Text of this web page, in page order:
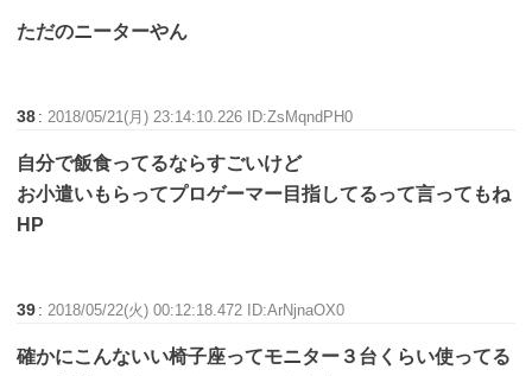
ただのニーターやん
38 :2018/05/21(月) 23:14:10.226 ID:ZsMqndPH0
自分で飯食ってるならすごいけど
お小遣いもらってプロゲーマー目指してるって言ってもね
HP
39 :2018/05/22(火) 00:12:18.472 ID:ArNjnaOX0
確かにこんないい椅子座ってモニター３台くらい使ってる